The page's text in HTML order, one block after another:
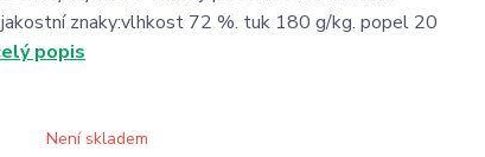
znaky:vlhkost 72 %. tuk 180 g/kg. popel 20
popis
Není skladem